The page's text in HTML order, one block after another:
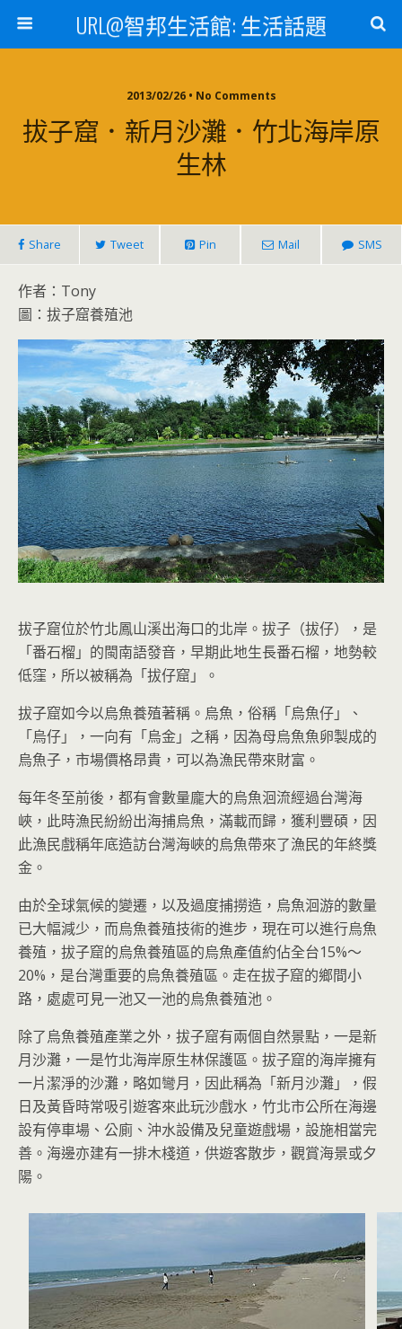
URL@智邦生活館: 生活話題
2013/02/26 • No Comments
拔子窟．新月沙灘．竹北海岸原
生林
Share Tweet Pin Mail SMS
作者：Tony
圖：拔子窟養殖池
拔子窟位於竹北鳳山溪出海口的北岸。拔子（拔仔），是
「番石榴」的閩南語發音，早期此地生長番石榴，地勢較
低窪，所以被稱為「拔仔窟」。
拔子窟如今以烏魚養殖著稱。烏魚，俗稱「烏魚仔」、
「烏仔」，一向有「烏金」之稱，因為母烏魚魚卵製成的
烏魚子，市場價格昂貴，可以為漁民帶來財富。
每年冬至前後，都有會數量龐大的烏魚洄流經過台灣海
峽，此時漁民紛紛出海捕烏魚，滿載而歸，獲利豐碩，因
此漁民戲稱年底造訪台灣海峽的烏魚帶來了漁民的年終獎
金。
由於全球氣候的變遷，以及過度捕撈造，烏魚洄游的數量
已大幅減少，而烏魚養殖技術的進步，現在可以進行烏魚
養殖，拔子窟的烏魚養殖區的烏魚產值約佔全台15%～
20%，是台灣重要的烏魚養殖區。走在拔子窟的鄉間小
路，處處可見一池又一池的烏魚養殖池。
除了烏魚養殖產業之外，拔子窟有兩個自然景點，一是新
月沙灘，一是竹北海岸原生林保護區。拔子窟的海岸擁有
一片潔淨的沙灘，略如彎月，因此稱為「新月沙灘」，假
日及黃昏時常吸引遊客來此玩沙戲水，竹北市公所在海邊
設有停車場、公廁、沖水設備及兒童遊戲場，設施相當完
善。海邊亦建有一排木棧道，供遊客散步，觀賞海景或夕
陽。